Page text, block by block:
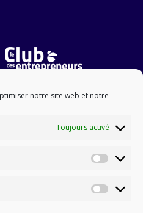
notre site web et notre
Toujours activé
FINANCIERS